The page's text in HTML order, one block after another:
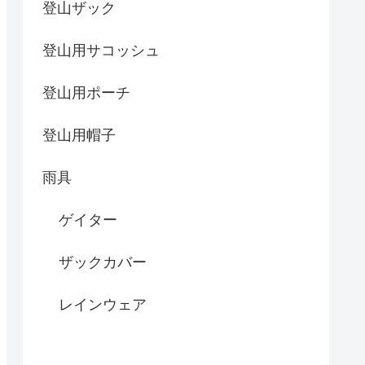
登山ザック
登山用サコッシュ
登山用ポーチ
登山用帽子
雨具
ゲイター
ザックカバー
レインウェア